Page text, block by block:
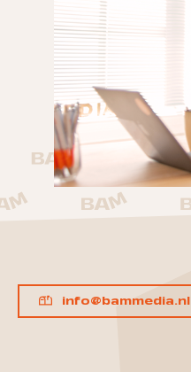
info@bammedia.nl